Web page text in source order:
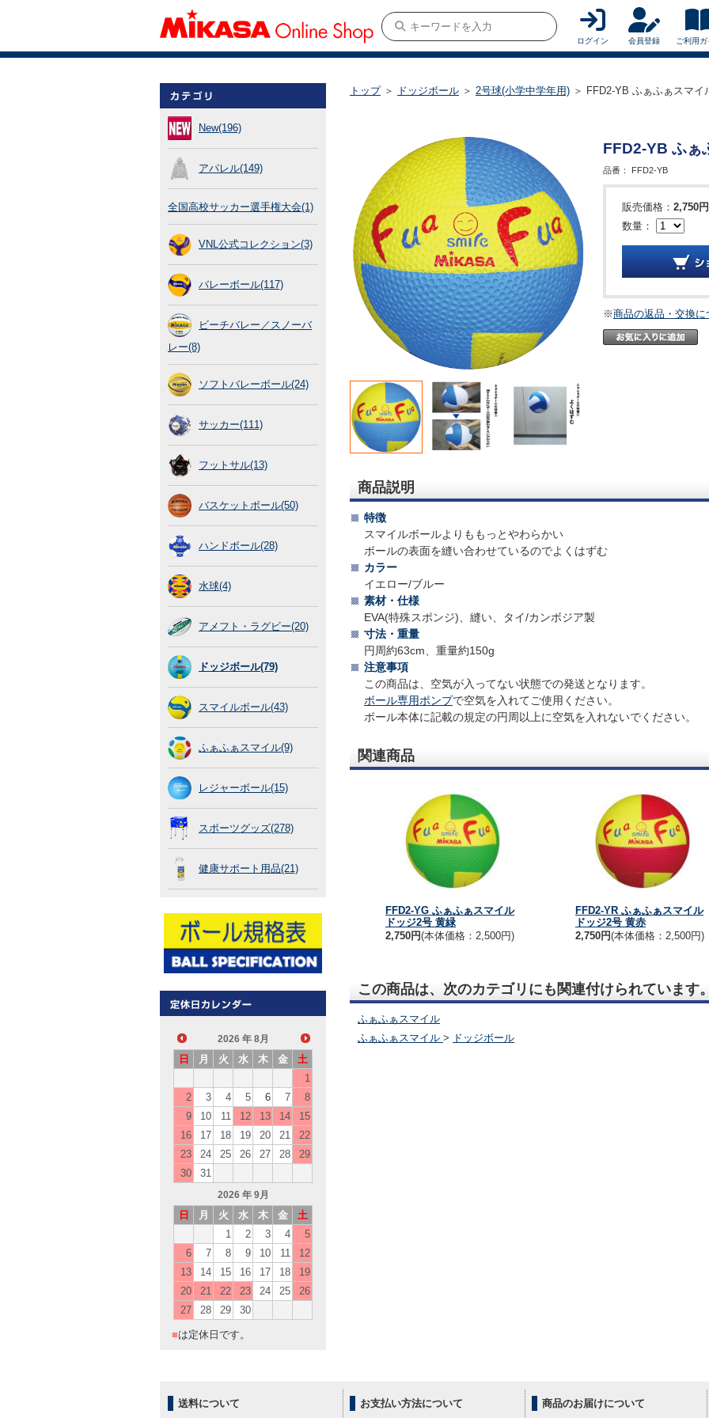
ログイン 会員登録 ご利用
New(196)
アパレル(149)
全国高校サッカー選手権大会(1)
VNL公式コレクション(3)
バレーボール(117)
ビーチバレー／スノーバ
レー(8)
ソフトバレーボール(24)
サッカー(111)
フットサル(13)
バスケットボール(50)
ハンドボール(28)
水球(4)
アメフト・ラグビー(20)
ドッジボール(79)
スマイルボール(43)
ふぁふぁスマイル(9)
レジャーボール(15)
スポーツグッズ(278)
健康サポート用品(21)
2026 年 8月
日 月 火 水 木 金
土
1
2
3 4 5 6 7
8
9
10 11 12 13 14
15
16
17 18 19 20 21
22
23
24 25 26 27 28
29
30
31
2026 年 9月
日 月 火 水 木 金
土
1
2 3 4
5
6
7 8 9 10 11
12
13
14 15 16 17 18
19
20
21 22 23 24 25
26
27
28 29 30
■は定休日です。
トップ ＞ ドッジボール ＞ 2号球(小学中学年用) ＞ FFD2-YB ふぁふぁスマイ
FFD2-YB ふぁ
品番： FFD2-YB
販売価格： 2,750円
数量：
※商品の返品・交換に
商品説明
特徴
スマイルボールよりももっとやわらかい
ボールの表面を縫い合わせているのでよくはずむ
カラー
イエロー/ブルー
素材・仕様
EVA(特殊スポンジ)、縫い、タイ/カンボジア製
寸法・重量
円周約63cm、重量約150g
注意事項
この商品は、空気が入ってない状態での発送となります。
ボール専用ポンプで空気を入れてご使用ください。
ボール本体に記載の規定の円周以上に空気を入れないでください。
関連商品
FFD2-YG ふぁふぁスマイル
ドッジ2号 黄緑
2,750円(本体価格：2,500円)
FFD2-YR ふぁふぁスマイル
ドッジ2号 黄赤
2,750円(本体価格：2,500円)
この商品は、次のカテゴリにも関連付けられています
ふぁふぁスマイル
ふぁふぁスマイル > ドッジボール
送料について お支払い方法について 商品のお届けについて